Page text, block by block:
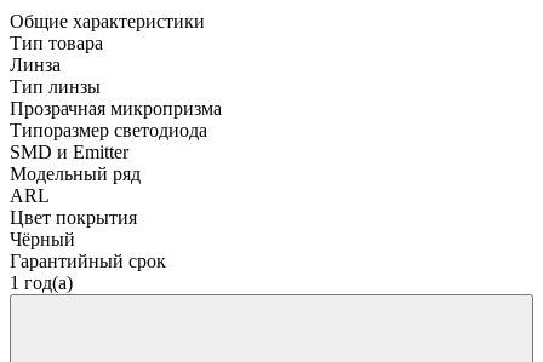
Общие характеристики
Тип товара
Линза
Тип линзы
Прозрачная микропризма
Типоразмер светодиода
SMD и Emitter
Модельный ряд
ARL
Цвет покрытия
Чёрный
Гарантийный срок
1 год(а)